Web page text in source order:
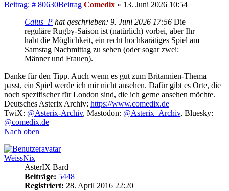
Beitrag: # 80630Beitrag Comedix » 13. Juni 2026 10:54
Caius_P hat geschrieben: 9. Juni 2026 17:56 Die
reguläre Rugby-Saison ist (natürlich) vorbei, aber Ihr
habt die Möglichkeit, ein recht hochkarätiges Spiel am
Samstag Nachmittag zu sehen (oder sogar zwei:
Männer und Frauen).
Danke für den Tipp. Auch wenn es gut zum Britannien-Thema
passt, ein Spiel werde ich mir nicht ansehen. Dafür gibt es Orte, die
noch spezifischer für London sind, die ich gerne ansehen möchte.
Deutsches Asterix Archiv: https://www.comedix.de
TwiX: @Asterix-Archiv, Mastodon: @Asterix_Archiv, Bluesky:
@comedix.de
Nach oben
WeissNix
AsterIX Bard
Beiträge: 5448
Registriert: 28. April 2016 22:20